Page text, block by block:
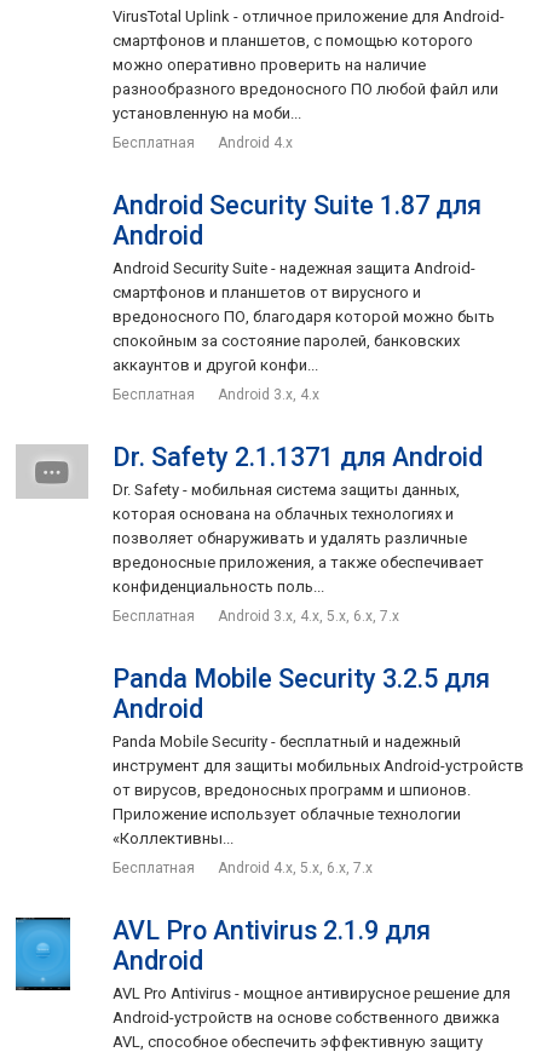
убережет вас от непреднамеренного внедрения на девайс
вредоносного ПО. В целом, несмотря на всю простоту,
Bitdefender Antivirus Free отлично справляется со своей
основной задачей по защите Android смартфонов и
планшетов от мобильных угроз.
VirusTotal Uplink - отличное приложение для Android-
смартфонов и планшетов, с помощью которого
можно оперативно проверить на наличие
разнообразного вредоносного ПО любой файл или
установленную на моби...
Бесплатная Android 4.x
Android Security Suite 1.87 для
Android
Android Security Suite - надежная защита Android-
смартфонов и планшетов от вирусного и
вредоносного ПО, благодаря которой можно быть
спокойным за состояние паролей, банковских
аккаунтов и другой конфи...
Бесплатная Android 3.x, 4.x
Dr. Safety 2.1.1371 для Android
Dr. Safety - мобильная система защиты данных,
которая основана на облачных технологиях и
позволяет обнаруживать и удалять различные
вредоносные приложения, а также обеспечивает
конфиденциальность поль...
Бесплатная Android 3.x, 4.x, 5.x, 6.x, 7.x
Panda Mobile Security 3.2.5 для
Android
Panda Mobile Security - бесплатный и надежный
инструмент для защиты мобильных Android-устройств
от вирусов, вредоносных программ и шпионов.
Приложение использует облачные технологии
«Коллективны...
Бесплатная Android 4.x, 5.x, 6.x, 7.x
AVL Pro Antivirus 2.1.9 для
Android
AVL Pro Antivirus - мощное антивирусное решение для
Android-устройств на основе собственного движка
AVL, способное обеспечить эффективную защиту